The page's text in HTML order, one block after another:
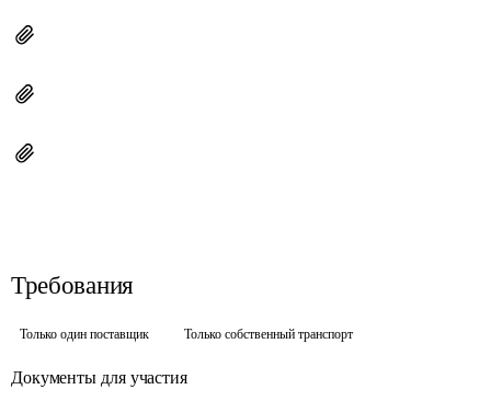
Требования
Только один поставщик Только собственный транспорт
Документы для участия